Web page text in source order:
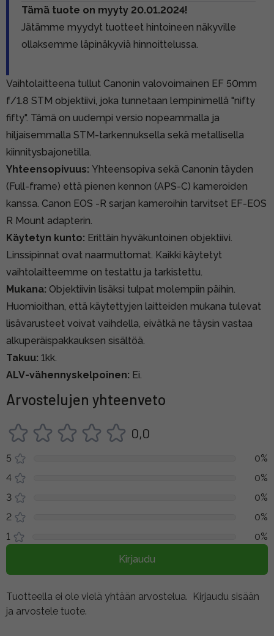
Tämä tuote on myyty 20.01.2024!
Jätämme myydyt tuotteet hintoineen näkyville
ollaksemme läpinäkyviä hinnoittelussa.
Vaihtolaitteena tullut Canonin valovoimainen EF 50mm
f/1.8 STM objektiivi, joka tunnetaan lempinimellä "nifty
fifty". Tämä on uudempi versio nopeammalla ja
hiljaisemmalla STM-tarkennuksella sekä metallisella
kiinnitysbajonetilla.
Yhteensopivuus: Yhteensopiva sekä Canonin täyden
(Full-frame) että pienen kennon (APS-C) kameroiden
kanssa. Canon EOS -R sarjan kameroihin tarvitset EF-EOS
R Mount adapterin.
Käytetyn kunto: Erittäin hyväkuntoinen objektiivi.
Linssipinnat ovat naarmuttomat. Kaikki käytetyt
vaihtolaitteemme on testattu ja tarkistettu.
Mukana: Objektiivin lisäksi tulpat molempiin päihin.
Huomioithan, että käytettyjen laitteiden mukana tulevat
lisävarusteet voivat vaihdella, eivätkä ne täysin vastaa
alkuperäispakkauksen sisältöä.
Takuu: 1kk.
ALV-vähennyskelpoinen: Ei.
Arvostelujen yhteenveto
0,0
5
0%
4
0%
3
0%
2
0%
1
0%
Kirjaudu
Tuotteella ei ole vielä yhtään arvostelua. Kirjaudu sisään
ja arvostele tuote.